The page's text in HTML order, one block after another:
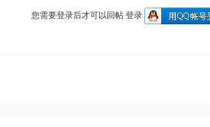
您需要登录后才可以回帖 登录